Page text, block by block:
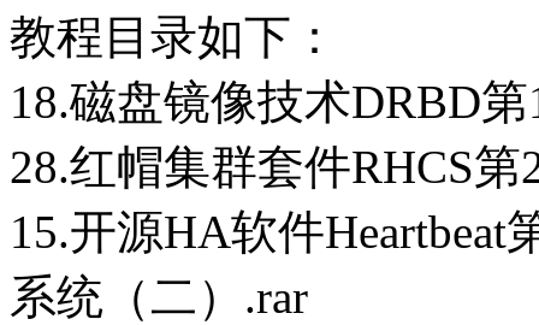
教程目录如下：
18.磁盘镜像技术DRBD
28.红帽集群套件RHCS
15.开源HA软件Heartbeat
系统（二）.rar